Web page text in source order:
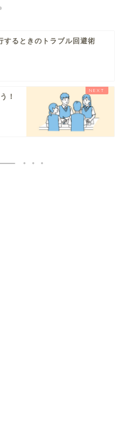
するときのトラブル回避術
！